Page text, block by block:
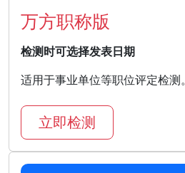
万方职称版
检测时可选择发表日期
适用于事业单位等职位评定检测。
立即检测